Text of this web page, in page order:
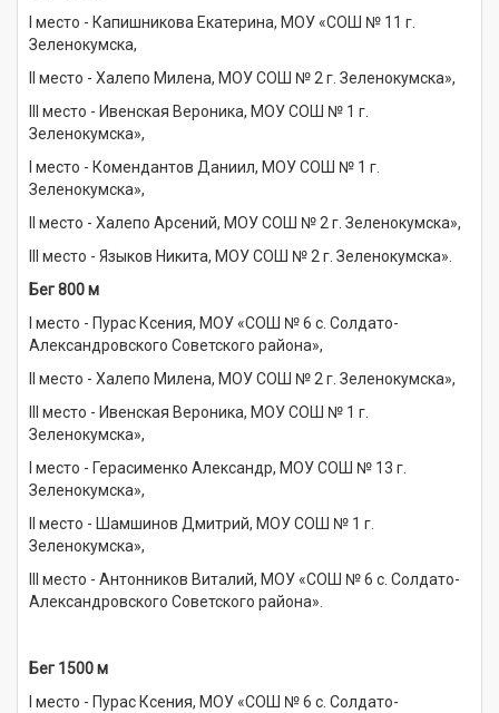
I место - Капишникова Екатерина, МОУ «СОШ № 11 г.
Зеленокумска,
II место - Халепо Милена, МОУ СОШ № 2 г. Зеленокумска»,
III место - Ивенская Вероника, МОУ СОШ № 1 г.
Зеленокумска»,
I место - Комендантов Даниил, МОУ СОШ № 1 г.
Зеленокумска»,
II место - Халепо Арсений, МОУ СОШ № 2 г. Зеленокумска»,
III место - Языков Никита, МОУ СОШ № 2 г. Зеленокумска».
Бег 800 м
I место - Пурас Ксения, МОУ «СОШ № 6 с. Солдато-
Александровского Советского района»,
II место - Халепо Милена, МОУ СОШ № 2 г. Зеленокумска»,
III место - Ивенская Вероника, МОУ СОШ № 1 г.
Зеленокумска»,
I место - Герасименко Александр, МОУ СОШ № 13 г.
Зеленокумска»,
II место - Шамшинов Дмитрий, МОУ СОШ № 1 г.
Зеленокумска»,
III место - Антонников Виталий, МОУ «СОШ № 6 с. Солдато-
Александровского Советского района».
Бег 1500 м
I место - Пурас Ксения, МОУ «СОШ № 6 с. Солдато-